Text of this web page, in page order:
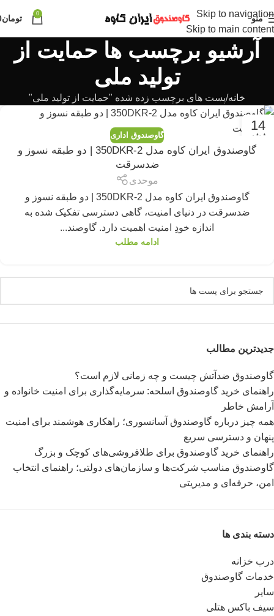
Skip to navigation
Skip to main content
منو 0 تومان
آرشیو برچسب ها حمایت از
تولید ملی
خانه پست های برچسب زده شده "حمایت از تولید ملی"
14
ژوئن گاوصندوق اداری
گاوصندوق ایران کاوه مدل 350DKR-2 | دو طبقه نسوز و
ضدسرقت
موحدی
گاوصندوق ایران کاوه مدل 350DKR-2 | دو طبقه نسوز و
ضدسرقت در دنیای امنیت، گاهی دسترسی تفکیک شده به
اندازه خودِ امنیت اهمیت دارد. گاوصند...
ادامه مطلب
جدیدترین مطالب
گاوصندوق ضدآتش چیست و چه زمانی لازم است؟
راهنمای خرید گاوصندوق اسلحه: سرمایه‌گذاری برای امنیت خانواده و
آرامش خاطر
همه چیز درباره گاوصندوق آسانسوری؛ راهکاری هوشمند برای امنیت
پنهان و دسترسی سریع
راهنمای خرید گاوصندوق برای طلافروشی‌های کوچک و بزرگ
گاوصندوق مناسب شرکت‌ها و سازمان‌های دولتی؛ راهنمای انتخاب
امن، حرفه‌ای و مدیریتی
دسته بندی ها
درب خزانه
خدمات گاوصندوق
سایر
سیف باکس هتلی